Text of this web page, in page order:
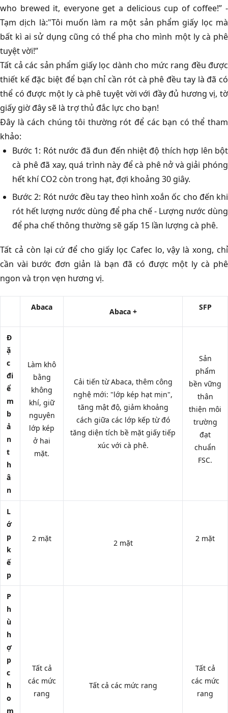
who brewed it, everyone get a delicious cup of coffee!” -
Tạm dịch là:"Tôi muốn làm ra một sản phẩm giấy lọc mà
bất kì ai sử dụng cũng có thể pha cho mình một ly cà phê
tuyệt vời!”
Tất cả các sản phẩm giấy lọc dành cho mức rang đều được
thiết kế đặc biệt để bạn chỉ cần rót cà phê đều tay là đã có
thể có được một ly cà phê tuyệt vời với đầy đủ hương vị, tờ
giấy giờ đây sẽ là trợ thủ đắc lực cho bạn!
Đây là cách chúng tôi thường rót để các bạn có thể tham
khảo:
Bước 1: Rót nước đã đun đến nhiệt độ thích hợp lên bột
cà phê đã xay, quá trình này để cà phê nở và giải phóng
hết khí CO2 còn trong hạt, đợi khoảng 30 giây.
Bước 2: Rót nước đều tay theo hình xoắn ốc cho đến khi
rót hết lượng nước dùng để pha chế - Lượng nước dùng
để pha chế thông thường sẽ gấp 15 lần lượng cà phê.
Tất cả còn lại cứ để cho giấy lọc Cafec lo, vậy là xong, chỉ
cần vài bước đơn giản là bạn đã có được một ly cà phê
ngon và trọn vẹn hương vị.
Abaca Abaca + SFP
Đ
ặ
c
đi
ể
m
b
ả
n
t
h
â
n
Làm khô
bằng
không
khí, giữ
nguyên
lớp kép
ở hai
mặt.
Cải tiến từ Abaca, thêm công
nghệ mới: "lớp kép hạt mịn",
tăng mật độ, giảm khoảng
cách giữa các lớp kếp từ đó
tăng diện tích bề mặt giấy tiếp
xúc với cà phê.
Sản
phẩm
bền vững
thân
thiện môi
trường
đạt
chuẩn
FSC.
L
ớ
p
k
ế
p
2 mặt 2 mặt 2 mặt
P
h
ù
h
ợ
p
c
h
o
m
Tất cả
các mức
rang
Tất cả các mức rang
Tất cả
các mức
rang